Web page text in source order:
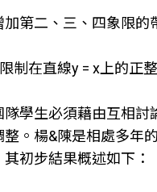
第二、三、四象限的
制在直線y = x上的正
隊學生必須藉由互相
整。楊&陳是相處多年
初步結果概述如下：